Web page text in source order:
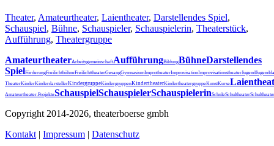
Theater, Amateurtheater, Laientheater, Darstellendes Spiel,
Schauspiel, Bühne, Schauspieler, Schauspielerin, Theaterstück,
Aufführung, Theatergruppe
AmateurtheaterArbeitsgemeinschaftAufführungBildungBühneDarstellendes
SpielFörderungFreilichtbühneFreilichttheaterGesangGymnasiumImprotheaterImprovisationImprovisationstheaterJugend
TheaterKinderKinderdarstellerKindergruppeKindergruppenKindertheaterKindertheatergruppeKunstKurse
Amateurtheater. ProjekteSchauspielSchauspielerSchauspielerinSchuleSchultheater
Copyright 2014-2026, theaterboerse gmbh
Kontakt | Impressum | Datenschutz